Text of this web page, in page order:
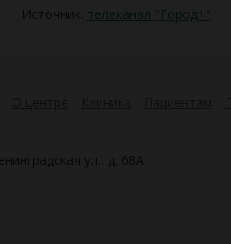
Источник: телеканал "Город+"
ул., д. 68А